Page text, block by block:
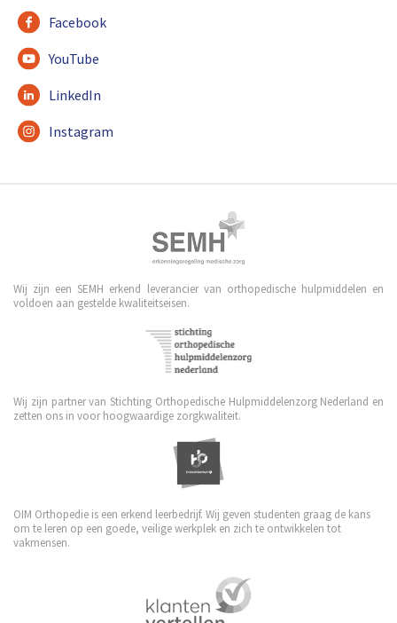
Facebook
YouTube
LinkedIn
Instagram
Wij zijn een SEMH erkend leverancier van orthopedische hulpmiddelen en
voldoen aan gestelde kwaliteitseisen.
Wij zijn partner van Stichting Orthopedische Hulpmiddelenzorg Nederland en
zetten ons in voor hoogwaardige zorgkwaliteit.
OIM Orthopedie is een erkend leerbedrijf. Wij geven studenten graag de kans
om te leren op een goede, veilige werkplek en zich te ontwikkelen tot
vakmensen.